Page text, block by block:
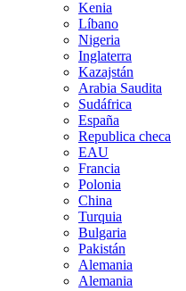
Kenia
Líbano
Nigeria
Inglaterra
Kazajstán
Arabia Saudita
Sudáfrica
España
Republica checa
EAU
Francia
Polonia
China
Turquia
Bulgaria
Pakistán
Alemania
Alemania